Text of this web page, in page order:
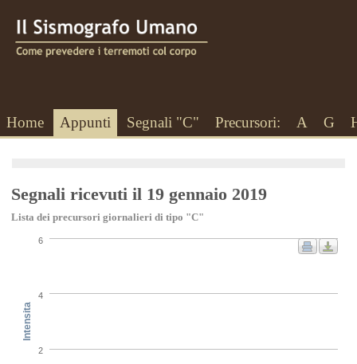
Home Appunti Segnali "C" Precursori: A G
Segnali ricevuti il 19 gennaio 2019
Lista dei precursori giornalieri di tipo "C"
Intensita
2
4
6